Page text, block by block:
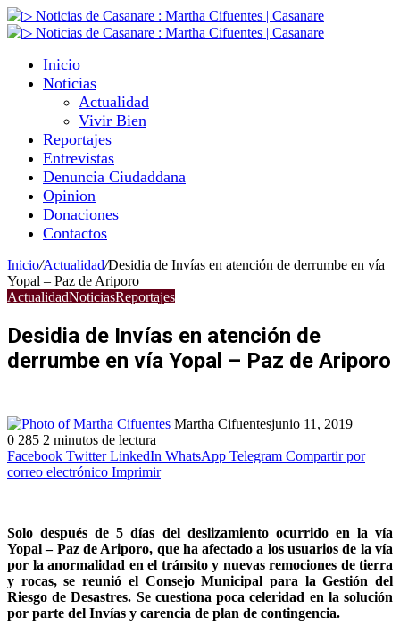
Inicio
Noticias
Actualidad
Vivir Bien
Reportajes
Entrevistas
Denuncia Ciudaddana
Opinion
Donaciones
Contactos
Inicio/Actualidad/Desidia de Invías en atención de derrumbe en vía
Yopal – Paz de Ariporo
ActualidadNoticiasReportajes
Desidia de Invías en atención de
derrumbe en vía Yopal – Paz de Ariporo
Martha Cifuentesjunio 11, 2019
0 285 2 minutos de lectura
Facebook Twitter LinkedIn WhatsApp Telegram Compartir por
correo electrónico Imprimir
Solo después de 5 días del deslizamiento ocurrido en la vía
Yopal – Paz de Ariporo, que ha afectado a los usuarios de la vía
por la anormalidad en el tránsito y nuevas remociones de tierra
y rocas, se reunió el Consejo Municipal para la Gestión del
Riesgo de Desastres. Se cuestiona poca celeridad en la solución
por parte del Invías y carencia de plan de contingencia.